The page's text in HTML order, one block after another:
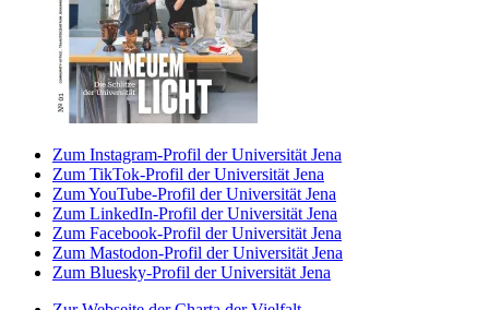
Zum Instagram-Profil der Universität Jena
Zum TikTok-Profil der Universität Jena
Zum YouTube-Profil der Universität Jena
Zum LinkedIn-Profil der Universität Jena
Zum Facebook-Profil der Universität Jena
Zum Mastodon-Profil der Universität Jena
Zum Bluesky-Profil der Universität Jena